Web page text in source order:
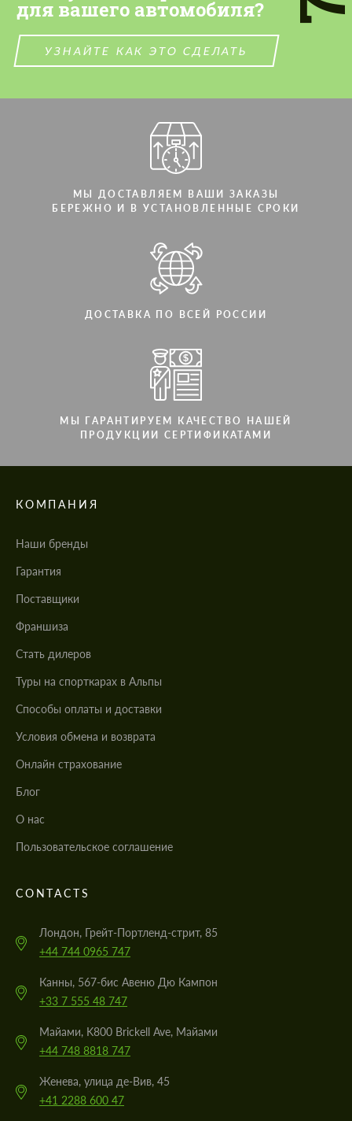
для вашего автомобиля?
УЗНАЙТЕ КАК ЭТО СДЕЛАТЬ
МЫ ДОСТАВЛЯЕМ ВАШИ ЗАКАЗЫ
БЕРЕЖНО И В УСТАНОВЛЕННЫЕ СРОКИ
ДОСТАВКА ПО ВСЕЙ РОССИИ
МЫ ГАРАНТИРУЕМ КАЧЕСТВО НАШЕЙ
ПРОДУКЦИИ СЕРТИФИКАТАМИ
КОМПАНИЯ
Наши бренды
Гарантия
Поставщики
Франшиза
Стать дилеров
Туры на спорткарах в Альпы
Cпособы оплаты и доставки
Условия обмена и возврата
Онлайн страхование
Блог
О нас
Пользовательское соглашение
CONTACTS
Лондон, Грейт-Портленд-стрит, 85
+44 744 0965 747
Канны, 567-бис Авеню Дю Кампон
+33 7 555 48 747
Майами, K800 Brickell Ave, Майами
+44 748 8818 747
Женева, улица де-Вив, 45
+41 2288 600 47
СВЯЖИТЕСЬ СО МНОЙ
Мы говорим на вашем языке
СВЯЖИТЕСЬ СО МНОЙ
Мы говорим на вашем языке